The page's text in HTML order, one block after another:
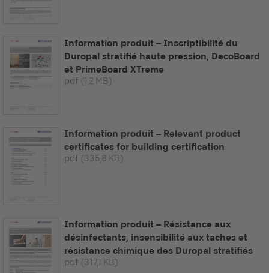
Information produit – Inscriptibilité du
Duropal stratifié haute pression, DecoBoard
et PrimeBoard XTreme
pdf (1,2 MB)
Information produit – Relevant product
certificates for building certification
pdf (335,8 KB)
Information produit – Résistance aux
désinfectants, insensibilité aux taches et
résistance chimique des Duropal stratifiés
pdf (317,1 KB)